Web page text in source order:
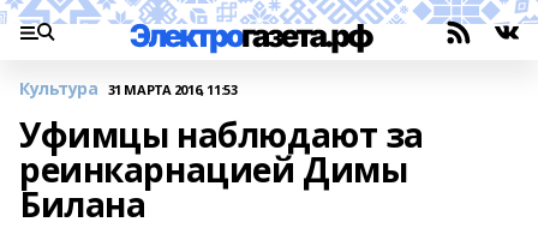
Культура 31 МАРТА 2016, 11:53
Уфимцы наблюдают за
реинкарнацией Димы
Билана